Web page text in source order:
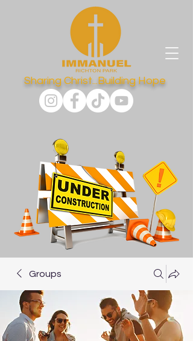
Sharing Christ...Building Hope
Groups